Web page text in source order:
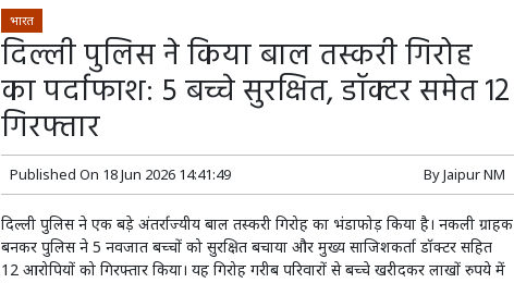
भारत
दिल्ली पुलिस ने किया बाल तस्करी गिरोह
का पर्दाफाश: 5 बच्चे सुरक्षित, डॉक्टर समेत 12
गिरफ्तार
Published On 18 Jun 2026 14:41:49 ByJaipur NM
दिल्ली पुलिस ने एक बड़े अंतर्राज्यीय बाल तस्करी गिरोह का भंडाफोड़ किया है। नकली ग्राहक
बनकर पुलिस ने 5 नवजात बच्चों को सुरक्षित बचाया और मुख्य साजिशकर्ता डॉक्टर सहित
12 आरोपियों को गिरफ्तार किया। यह गिरोह गरीब परिवारों से बच्चे खरीदकर लाखों रुपये में